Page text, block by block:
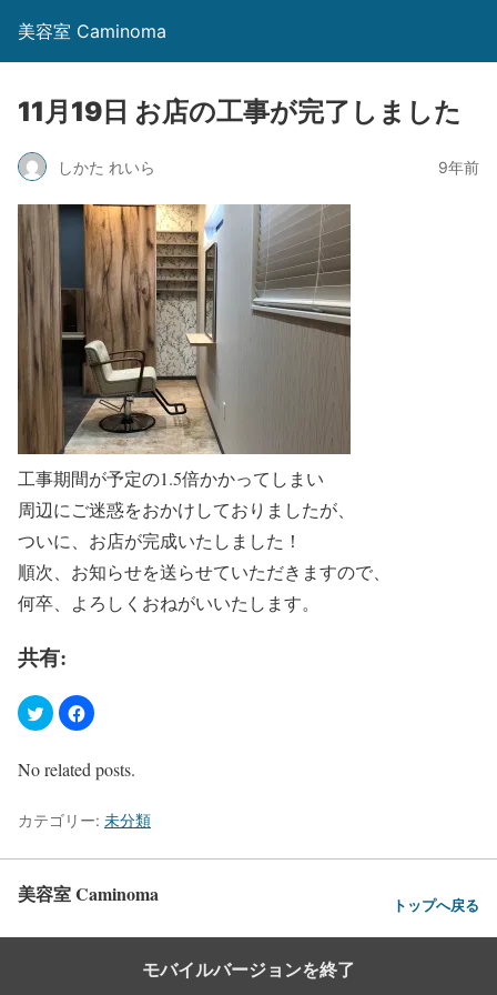
美容室 Caminoma
11月19日 お店の工事が完了しました
しかた れいら 9年前
工事期間が予定の1.5倍かかってしまい
周辺にご迷惑をおかけしておりましたが、
ついに、お店が完成いたしました！
順次、お知らせを送らせていただきますので、
何卒、よろしくおねがいいたします。
共有:
No related posts.
カテゴリー: 未分類
美容室 Caminoma トップへ戻る
モバイルバージョンを終了